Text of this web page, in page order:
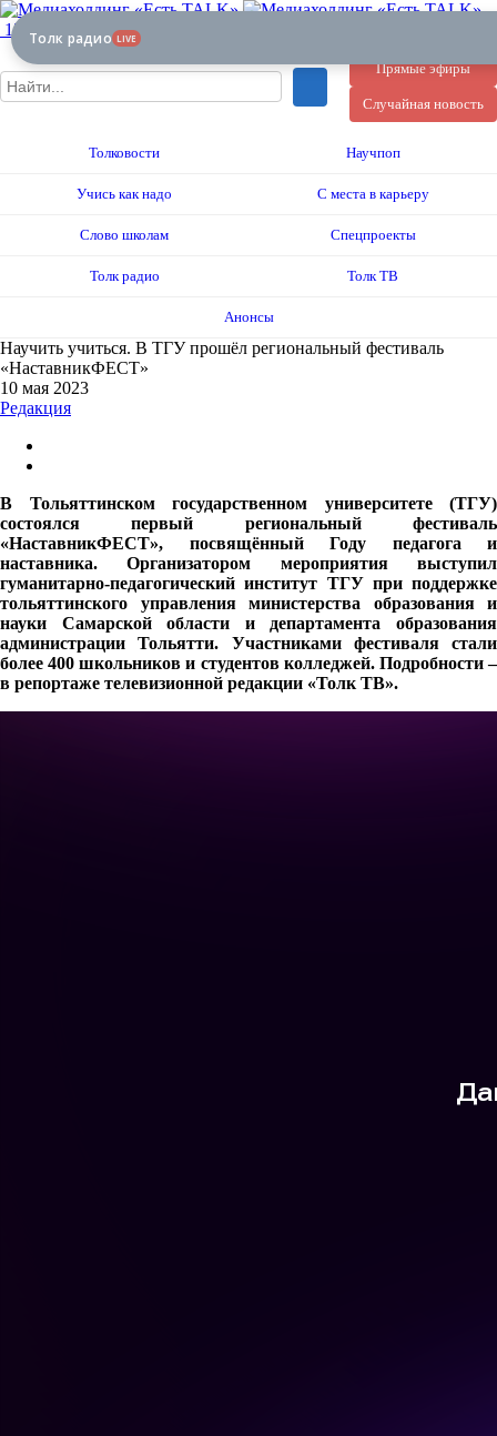
12+
Прямые эфиры
Случайная новость
Толковости Научпоп
Учись как надо С места в карьеру
Слово школам Спецпроекты
Толк радио Толк ТВ
Анонсы
Научить учиться. В ТГУ прошёл региональный фестиваль
«НаставникФЕСТ»
10 мая 2023
Редакция
В Тольяттинском государственном университете (ТГУ)
состоялся первый региональный фестиваль
«НаставникФЕСТ», посвящённый Году педагога и
наставника. Организатором мероприятия выступил
гуманитарно-педагогический институт ТГУ при поддержке
тольяттинского управления министерства образования и
науки Самарской области и департамента образования
администрации Тольятти. Участниками фестиваля стали
более 400 школьников и студентов колледжей. Подробности –
в репортаже телевизионной редакции «Толк ТВ».
Толк радио LIVE